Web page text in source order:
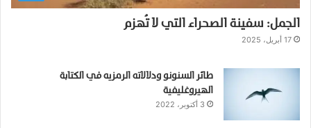
الجمل: سفينة الصحراء التي لا تُهزم
17 أبريل، 2025
طائر السنونو ودلالاته الرمزيه في الكتابة
الهيروغليفية
3 أكتوبر، 2022